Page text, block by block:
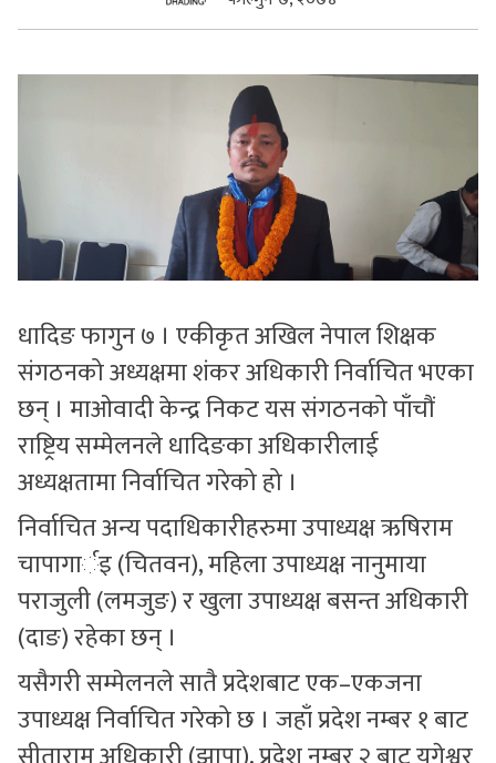
सुचनाहरु
धादिङ फागुन ७ । एकीकृत अखिल नेपाल शिक्षक
संगठनको अध्यक्षमा शंकर अधिकारी निर्वाचित भएका
छन् । माओवादी केन्द्र निकट यस संगठनको पाँचौं
राष्ट्रिय सम्मेलनले धादिङका अधिकारीलाई
अध्यक्षतामा निर्वाचित गरेको हो ।
निर्वाचित अन्य पदाधिकारीहरुमा उपाध्यक्ष ऋषिराम
चापागार्इ (चितवन), महिला उपाध्यक्ष नानुमाया
पराजुली (लमजुङ) र खुला उपाध्यक्ष बसन्त अधिकारी
(दाङ) रहेका छन् ।
यसैगरी सम्मेलनले सातै प्रदेशबाट एक–एकजना
उपाध्यक्ष निर्वाचित गरेको छ । जहाँ प्रदेश नम्बर १ बाट